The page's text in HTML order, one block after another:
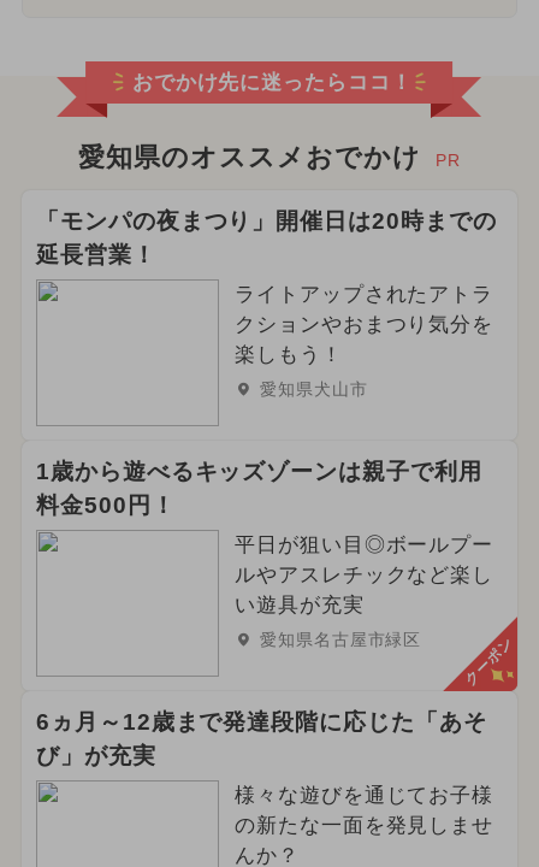
おでかけ先に迷ったらココ！
愛知県のオススメおでかけ PR
「モンパの夜まつり」開催日は20時までの
延長営業！
ライトアップされたアトラ
クションやおまつり気分を
楽しもう！
愛知県犬山市
1歳から遊べるキッズゾーンは親子で利用
料金500円！
平日が狙い目◎ボールプー
ルやアスレチックなど楽し
い遊具が充実
愛知県名古屋市緑区 クーポン
6ヵ月～12歳まで発達段階に応じた「あそ
び」が充実
様々な遊びを通じてお子様
の新たな一面を発見しませ
んか？